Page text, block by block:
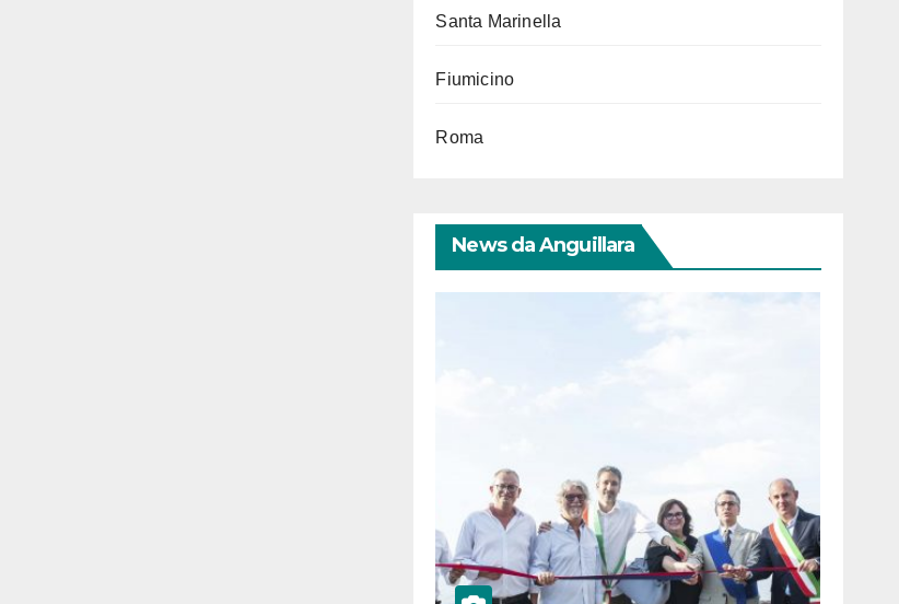
Santa Marinella
Fiumicino
Roma
News da Anguillara